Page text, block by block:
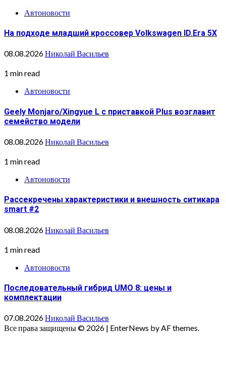
Автоновости
На подходе младший кроссовер Volkswagen ID.Era 5X
08.08.2026Николай Васильев
1 min read
Автоновости
Geely Monjaro/Xingyue L с приставкой Plus возглавит
семейство модели
08.08.2026Николай Васильев
1 min read
Автоновости
Рассекречены характеристики и внешность ситикара
smart #2
08.08.2026Николай Васильев
1 min read
Автоновости
Последовательный гибрид UMO 8: цены и
комплектации
07.08.2026Николай Васильев
Все права защищены © 2026 | EnterNews by AF themes.